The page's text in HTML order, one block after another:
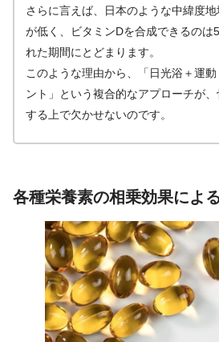
さらに言えば、日本のような中緯度
が低く、ビタミンDを合成できるのは
れた期間にとどまります。
このような理由から、「日光浴＋運
ント」という複合的なアプローチが
する上で欠かせないのです。
各種栄養素の相乗効果によ